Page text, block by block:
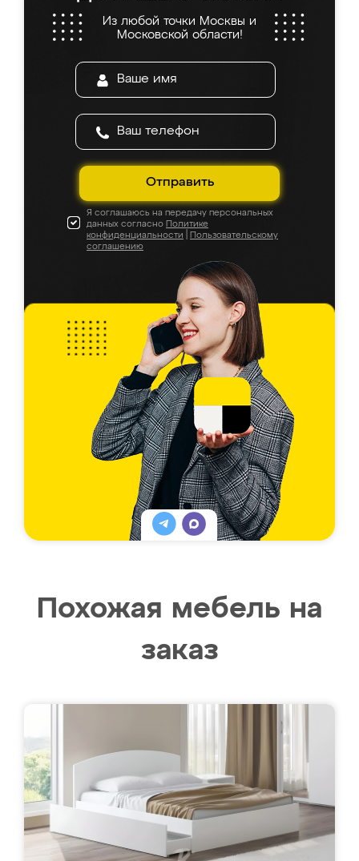
Из любой точки Москвы и
Московской области!
Отправить
Я соглашаюсь на передачу персональных
данных согласно Политике
конфиденциальности
Пользовательскому
соглашению
Похожая мебель на
заказ